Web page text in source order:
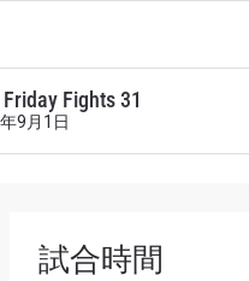
Friday Fights 31
9月1日
試合時間